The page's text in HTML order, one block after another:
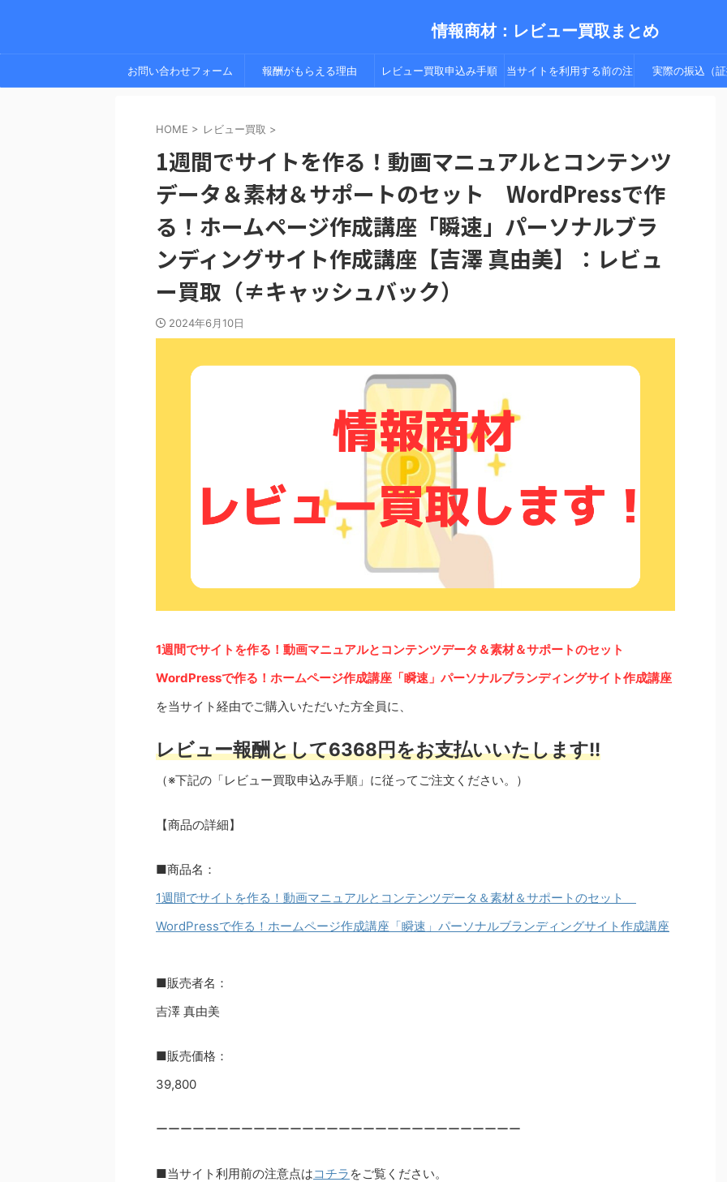
情報商材：レビュー買取まとめ
お問い合わせフォーム 報酬がもらえる理由 レビュー買取申込み手順 当サイトを利用する前の注 実際の振込（証
HOME > レビュー買取 >
1週間でサイトを作る！動画マニュアルとコンテンツ
データ＆素材＆サポートのセット WordPressで作
る！ホームページ作成講座「瞬速」パーソナルブラ
ンディングサイト作成講座【吉澤 真由美】：レビュ
ー買取（≠キャッシュバック）
2024年6月10日
1週間でサイトを作る！動画マニュアルとコンテンツデータ＆素材＆サポートのセット
WordPressで作る！ホームページ作成講座「瞬速」パーソナルブランディングサイト作成講座
を当サイト経由でご購入いただいた方全員に、
レビュー報酬として6368円をお支払いいたします!!
（※下記の「レビュー買取申込み手順」に従ってご注文ください。）
【商品の詳細】
■商品名：
1週間でサイトを作る！動画マニュアルとコンテンツデータ＆素材＆サポートのセット
WordPressで作る！ホームページ作成講座「瞬速」パーソナルブランディングサイト作成講座
■販売者名：
吉澤 真由美
■販売価格：
39,800
ーーーーーーーーーーーーーーーーーーーーーーーーーーーーーー
■当サイト利用前の注意点はコチラ をご覧ください。